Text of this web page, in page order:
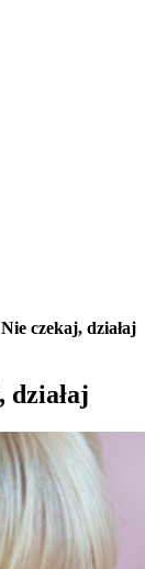
czekaj, działaj
działaj